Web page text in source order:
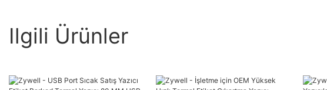
Ilgili Ürünler